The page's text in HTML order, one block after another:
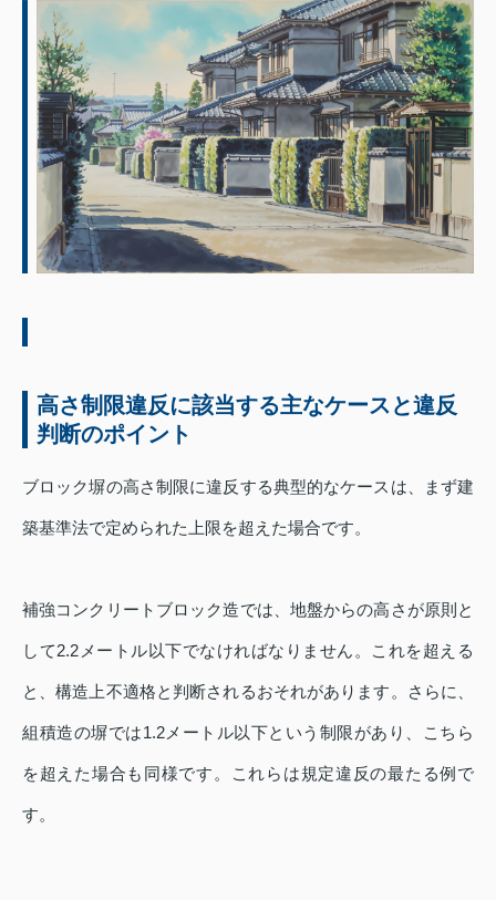
高さ制限違反に該当する主なケースと違反
判断のポイント
ブロック塀の高さ制限に違反する典型的なケースは、まず建
築基準法で定められた上限を超えた場合です。
補強コンクリートブロック造では、地盤からの高さが原則と
して2.2メートル以下でなければなりません。これを超える
と、構造上不適格と判断されるおそれがあります。さらに、
組積造の塀では1.2メートル以下という制限があり、こちら
を超えた場合も同様です。これらは規定違反の最たる例で
す。